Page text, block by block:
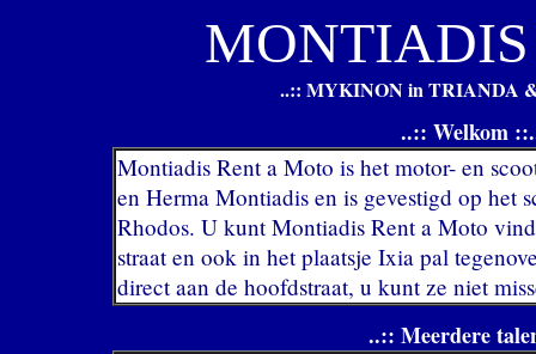
..:: MYKINON in TRIANDA
..:: Welkom
Montiadis Rent a Moto is het motor- en
en Herma Montiadis en is gevestigd op het
Rhodos. U kunt Montiadis Rent a Moto
straat en ook in het plaatsje Ixia pal
direct aan de hoofdstraat, u kunt ze niet
..:: Meerdere